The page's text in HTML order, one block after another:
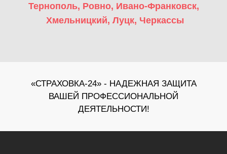
Тернополь, Ровно, Ивано-Франковск,
Хмельницкий, Луцк, Черкассы
«СТРАХОВКА-24» - НАДЕЖНАЯ ЗАЩИТА
ВАШЕЙ ПРОФЕССИОНАЛЬНОЙ
ДЕЯТЕЛЬНОСТИ!